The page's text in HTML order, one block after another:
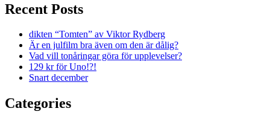
Recent Posts
dikten “Tomten” av Viktor Rydberg
Är en julfilm bra även om den är dålig?
Vad vill tonåringar göra för upplevelser?
129 kr för Uno!?!
Snart december
Categories